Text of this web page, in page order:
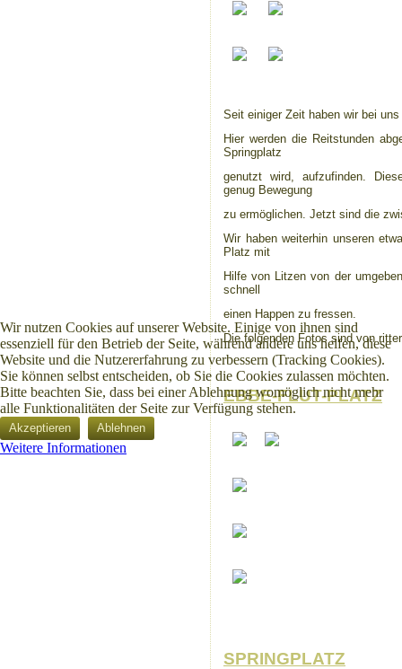
Seit einiger Zeit haben wir bei
Hier werden die Reitstunden
Springplatz
genutzt wird, aufzufinden.
genug Bewegung
zu ermöglichen. Jetzt sind die
Wir haben weiterhin unseren
Platz mit
Hilfe von Litzen von der
schnell
einen Happen zu fressen.
Die folgenden Fotos sind von
EBBE-FLUT-PLATZ
SPRINGPLATZ
Wir nutzen Cookies auf unserer Website. Einige von ihnen sind
essenziell für den Betrieb der Seite, während andere uns helfen, diese
Website und die Nutzererfahrung zu verbessern (Tracking Cookies).
Sie können selbst entscheiden, ob Sie die Cookies zulassen möchten.
Bitte beachten Sie, dass bei einer Ablehnung womöglich nicht mehr
alle Funktionalitäten der Seite zur Verfügung stehen.
Akzeptieren Ablehnen
Weitere Informationen